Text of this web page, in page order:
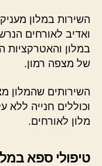
השירות במלון
ואדיב לאורחים
במלון והאטרקציות
של מצפה רמון.
השירותים שהמלון
וכוללים חנייה ללא
מלון לאורחים.
טיפולי ספא